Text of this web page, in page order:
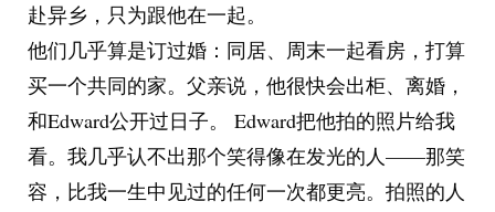
赴异乡，只为跟他在一起。
他们几乎算是订过婚：同居、周末一起看房，打算
买一个共同的家。父亲说，他很快会出柜、离婚，
和Edward公开过日子。 Edward把他拍的照片给我
看。我几乎认不出那个笑得像在发光的人——那笑
容，比我一生中见过的任何一次都更亮。拍照的人